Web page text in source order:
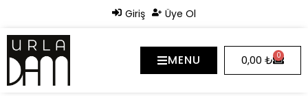
Giriş Üye Ol
MENU 0,00 ₺ 0